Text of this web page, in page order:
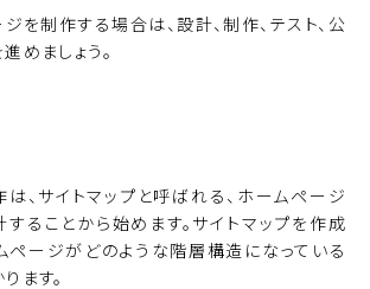
を制作する場合は、設計、制作、テスト、公
めましょう。
、サイトマップと呼ばれる、ホームページ
ることから始めます。サイトマップを作成
ページがどのような階層構造になっている
ます。